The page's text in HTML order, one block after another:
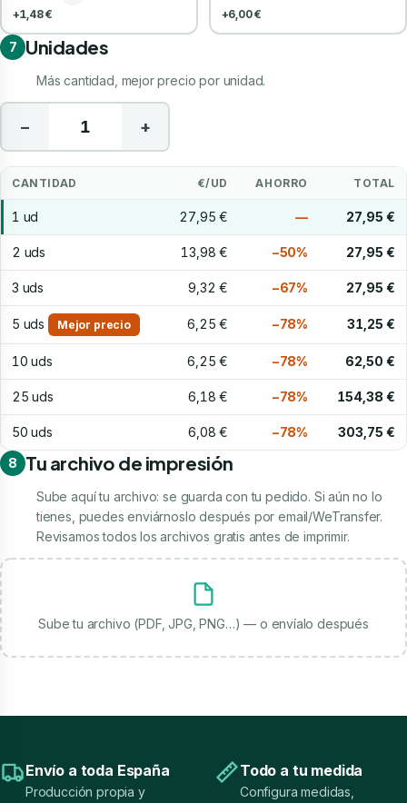
+1,48 €
+6,00 €
7 Unidades
Más cantidad, mejor precio por unidad.
− +
CANTIDAD €/UD AHORRO TOTAL
1 ud 27,95 € — 27,95 €
2 uds 13,98 € −50% 27,95 €
3 uds 9,32 € −67% 27,95 €
5 uds Mejor precio 6,25 € −78% 31,25 €
10 uds 6,25 € −78% 62,50 €
25 uds 6,18 € −78% 154,38 €
50 uds 6,08 € −78%
303,75 €
8
Tu archivo de impresión
Sube aquí tu archivo: se guarda con tu pedido. Si aún no lo
tienes, puedes enviárnoslo después por email/WeTransfer.
Revisamos todos los archivos gratis antes de imprimir.
Sube tu archivo (PDF, JPG, PNG…) — o envíalo después
Envío a toda España
Producción propia y
Todo a tu medida
Configura medidas,